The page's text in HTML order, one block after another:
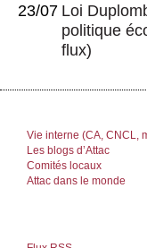
23/07 Loi
politique
flux)
Vie interne (CA, CNCL,
Les blogs d’Attac
Comités locaux
Attac dans le monde